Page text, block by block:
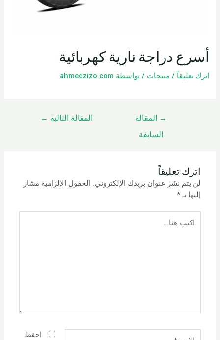
أسرع دراجة نارية كهربائية
اترك تعليقاً / منتجات / بواسطة ahmedzizo.com
→
المقالة
السابقة
المقالة التالية ←
اترك تعليقاً
لن يتم نشر عنوان بريدك الإلكتروني. الحقول الإلزامية مشار
إليها بـ*
هنا...
احفظ